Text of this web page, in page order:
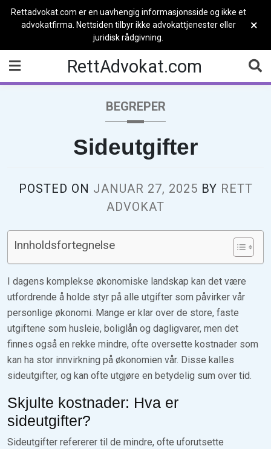
Rettadvokat.com er en uavhengig informasjonsside og ikke et
advokatfirma. Nettsiden tilbyr ikke advokattjenester eller
juridisk rådgivning.
×
content
RettAdvokat.com
BEGREPER
Sideutgifter
POSTED ON JANUAR 27, 2025 BY RETT
ADVOKAT
Innholdsfortegnelse
I dagens komplekse økonomiske landskap kan det være
utfordrende å holde styr på alle utgifter som påvirker vår
personlige økonomi. Mange er klar over de store, faste
utgiftene som husleie, boliglån og dagligvarer, men det
finnes også en rekke mindre, ofte oversette kostnader som
kan ha stor innvirkning på økonomien vår. Disse kalles
sideutgifter, og kan ofte utgjøre en betydelig sum over tid.
Skjulte kostnader: Hva er
sideutgifter?
Sideutgifter refererer til de mindre, ofte uforutsette